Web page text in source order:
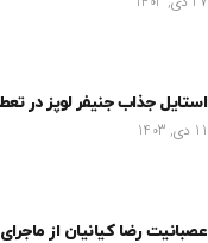
استایل جذاب جنیفر لوپز در
11 دی, 1403
عصبانیت رضا کیانیان از